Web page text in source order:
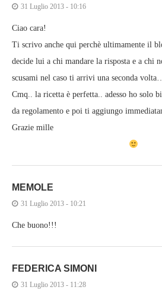
31 Luglio 2013 - 10:16
Ciao cara!
Ti scrivo anche qui perchè ultimamente il
decide lui a chi mandare la risposta e a chi
scusami nel caso ti arrivi una seconda
Cmq.. la ricetta è perfetta.. adesso ho solo
da regolamento e poi ti aggiungo
Grazie mille
MEMOLE
31 Luglio 2013 - 10:21
Che buono!!!
FEDERICA SIMONI
31 Luglio 2013 - 11:28